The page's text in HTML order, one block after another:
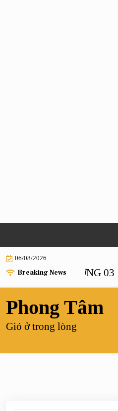
to
content
06/08/2026
Breaking News
– CHƯƠNG 03 |
Phong Tâm
Gió ở trong lòng